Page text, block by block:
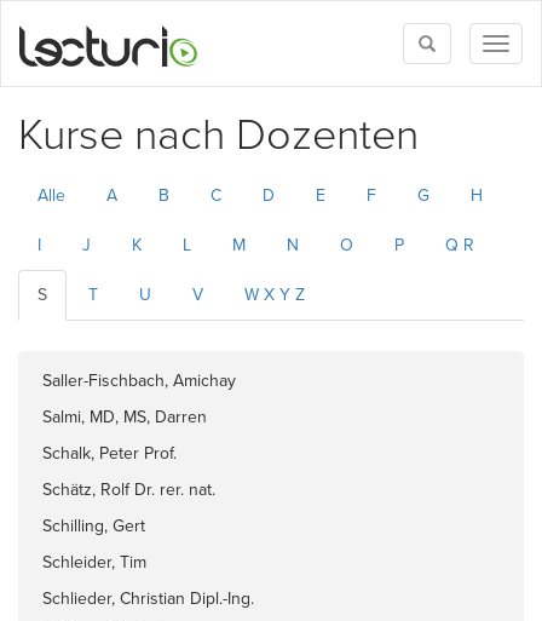
Toggle
search
Kurse nach Dozenten
Alle A B C D E F G H
I J K L M N O P Q R
S T U V W X Y Z
Saller-Fischbach, Amichay
Salmi, MD, MS, Darren
Schalk, Peter Prof.
Schätz, Rolf Dr. rer. nat.
Schilling, Gert
Schleider, Tim
Schlieder, Christian Dipl.-Ing.